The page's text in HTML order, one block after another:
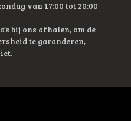
van 17:00 tot 20:00
bij ons afhalen, om de
te garanderen,